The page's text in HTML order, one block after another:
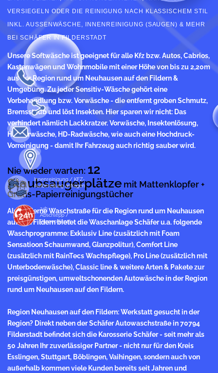
VERSIEGELN ODER DIE REINIGUNG NACH KLASSISCHEM STIL
INKL. AUSSENWÄSCHE, INNENREINIGUNG (SAUGEN) & MEHR B
EI SCHÄFER IN FILDERSTADT
Unsere Softwäsche ist geeignet für alle Kfz bzw. Autos, Cabrios,
Kastenwägen und Wohnmobile mit einer Höhe von bis zu 2,20m
aus der Region rund um Neuhausen auf den Fildern &
Umgebung. Zu jeder Sensitiv-Wäsche gehört eine
Vorbehandlung bzw. Vorwäsche - die entfernt groben Schmutz,
Bremsstaub und löst Insekten. Hier sparen wir nicht: Das
verhindert nämlich Lackkratzer. Vorwäsche, Insektenlösung,
HD-Vorwäsche, HD-Radwäsche, wie auch eine Hochdruck-
Vorreinigung - damit Ihr Fahrzeug auch richtig sauber wird.
Nie wieder warten: 12
Staubsaugerplätze mit Mattenklopfer +
Gratis-Papierreinigungstücher
Als moderne Waschstraße für die Region rund um Neuhausen
auf den Fildern bietet die Waschanlage Schäfer u.a. folgende
Waschprogramme: Exklusiv Line (zusätzlich mit Foam
Sensatioon Schaumwand, Glanzpolitur), Comfort Line
(zusätzlich mit RainTecs Wachspflege), Pro Line (zusätzlich mit
Unterbodenwäsche), Classic line & weitere Arten & Pakete zur
preisgünstigen, umweltschonenden Autowäsche in der Region
rund um Neuhausen auf den Fildern.
Region Neuhausen auf den Fildern: Werkstatt gesucht in der
Region? Direkt neben der Schäfer Autowaschstraße in 70794
Filderstadt befindet sich die Karosserie Schäfer - seit mehr als
50 Jahren Ihr zuverlässiger Partner - nicht nur für den Kreis
Esslingen, Stuttgart, Böblingen, Vaihingen, sondern auch von
außerhalb kommen viele Kunden bereits seit Jahren und
Innenreinigung / KFZ-
Aufbereitung anfragen
24h
Abschlepp /
Pannendienst